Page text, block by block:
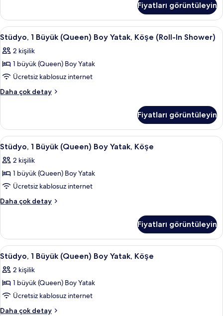
In
Shower)
için
tüm
fotoğrafları
görün
Boy
Yatak,
Köşe
In
Shower)
hakkında
daha
fazla
detay
Fiyatları görüntüleyin
Stüdyo,
1
Büyük
(Queen)
Boy
Yatak,
In
Shower)
için
tüm
fotoğrafları
görün
Odada kasa, ücretsiz kablosuz
4
Stüdyo, 1 Büyük (Queen) Boy Yatak, Köşe (Roll-In Shower)
2 kişilik
1 büyük (Queen) Boy Yatak
Ücretsiz kablosuz internet
Daha çok detay
Stüdyo,
Boy
Yatak,
Köşe
In
Shower)
hakkında
daha
fazla
detay
Fiyatları görüntüleyin
Stüdyo,
1
Büyük
(Queen)
Boy
Yatak,
tüm
fotoğrafları
görün
Odada kasa, ücretsiz kablosuz
4
Stüdyo, 1 Büyük (Queen) Boy Yatak, Köşe
2 kişilik
1 büyük (Queen) Boy Yatak
Ücretsiz kablosuz internet
Daha çok detay
Stüdyo,
Boy
Yatak,
Köşe
hakkında
daha
fazla
detay
Fiyatları görüntüleyin
Stüdyo,
1
Büyük
(Queen)
Boy
Yatak,
4
Stüdyo, 1 Büyük (Queen) Boy Yatak, Köşe
2 kişilik
1 büyük (Queen) Boy Yatak
Ücretsiz kablosuz internet
Daha çok detay
Stüdyo,